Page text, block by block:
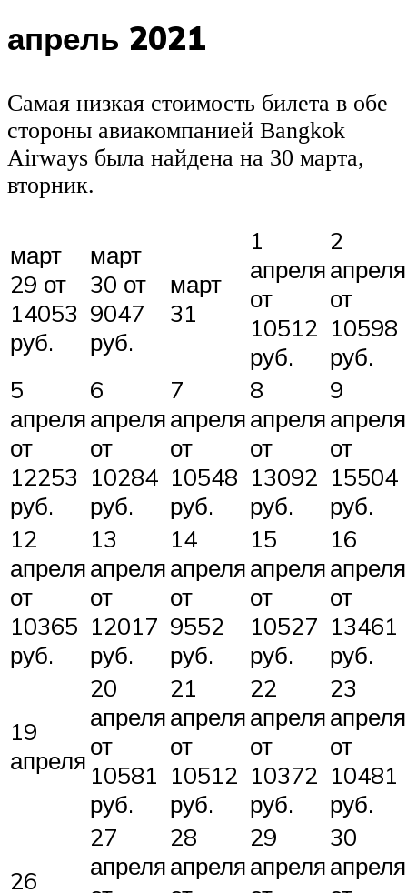
апрель 2021
Самая низкая стоимость билета в обе
стороны авиакомпанией Bangkok
Airways была найдена на 30 марта,
вторник.
март
29 от
14053
руб.
март
30 от
9047
руб.
март
31
1
апреля
от
10512
руб.
2
апреля
от
10598
руб.
5
апреля
от
12253
руб.
6
апреля
от
10284
руб.
7
апреля
от
10548
руб.
8
апреля
от
13092
руб.
9
апреля
от
15504
руб.
12
апреля
от
10365
руб.
13
апреля
от
12017
руб.
14
апреля
от
9552
руб.
15
апреля
от
10527
руб.
16
апреля
от
13461
руб.
19
апреля
20
апреля
от
10581
руб.
21
апреля
от
10512
руб.
22
апреля
от
10372
руб.
23
апреля
от
10481
руб.
26
27
апреля
28
апреля
29
апреля
30
апреля